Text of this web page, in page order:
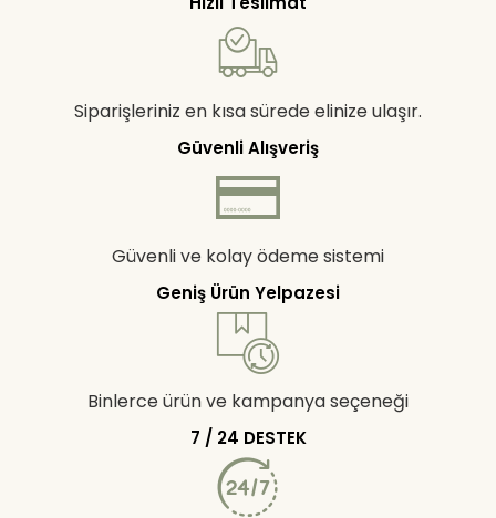
Siparişleriniz en kısa sürede elinize ulaşır.
Güvenli Alışveriş
Güvenli ve kolay ödeme sistemi
Geniş Ürün Yelpazesi
Binlerce ürün ve kampanya seçeneği
7 / 24 DESTEK